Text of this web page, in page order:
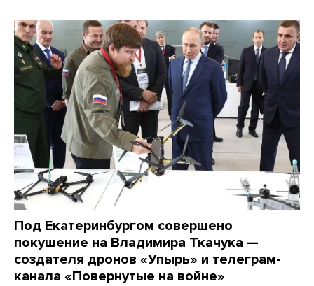
Под Екатеринбургом совершено
покушение на Владимира Ткачука —
создателя дронов «Упырь» и телеграм-
канала «Повернутые на войне»